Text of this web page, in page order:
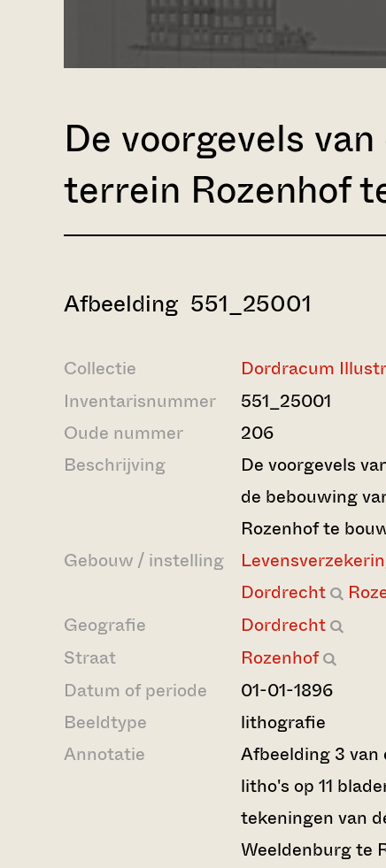
De voorgevels
terrein Rozenhof
Afbeelding 551_25001
Collectie
Dordracum
Inventarisnummer
551_25001
Oude nummer
206
Beschrijving
De voorgevels
de bebouwing
Rozenhof te
Gebouw / instelling
Dordrecht
Geografie
Dordrecht
Straat
Rozenhof
Datum of periode
01-01-1896
Beeldtype
lithografie
Annotatie
Afbeelding 3 van
litho's op 11
tekeningen van
Weeldenburg te